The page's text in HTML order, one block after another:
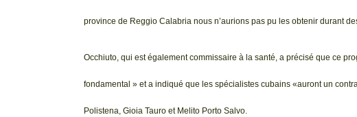
province de Reggio Calabria nous n’aurions pas pu les obtenir durant
Occhiuto, qui est également commissaire à la santé, a précisé que ce
fondamental » et a indiqué que les spécialistes cubains «auront un
Polistena, Gioia Tauro et Melito Porto Salvo.